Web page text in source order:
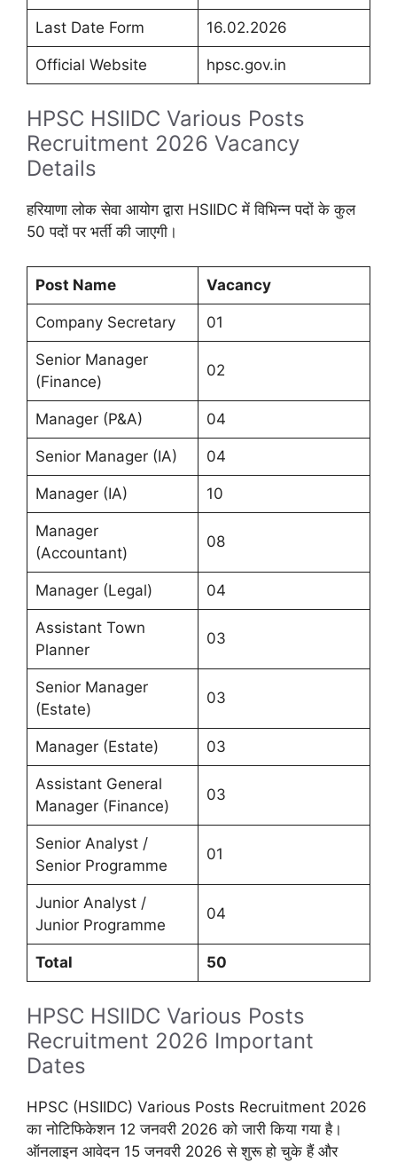
Last Date Form 16.02.2026
Official Website hpsc.gov.in
HPSC HSIIDC Various Posts
Recruitment 2026 Vacancy
Details
हरियाणा लोक सेवा आयोग द्वारा HSIIDC में विभिन्न पदों के कुल
50 पदों पर भर्ती की जाएगी।
Post Name Vacancy
Company Secretary 01
Senior Manager
(Finance)
02
Manager (P&A) 04
Senior Manager (IA) 04
Manager (IA) 10
Manager
(Accountant)
08
Manager (Legal) 04
Assistant Town
Planner
03
Senior Manager
(Estate)
03
Manager (Estate) 03
Assistant General
Manager (Finance)
03
Senior Analyst /
Senior Programme
01
Junior Analyst /
Junior Programme
04
Total 50
HPSC HSIIDC Various Posts
Recruitment 2026 Important
Dates
HPSC (HSIIDC) Various Posts Recruitment 2026
का नोटिफिकेशन 12 जनवरी 2026 को जारी किया गया है।
ऑनलाइन आवेदन 15 जनवरी 2026 से शुरू हो चुके हैं और